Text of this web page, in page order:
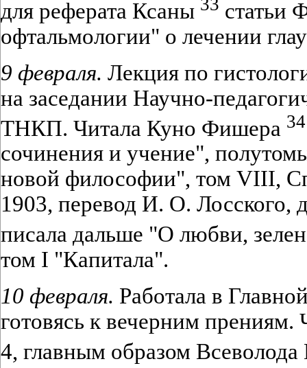
для реферата Ксаны
статьи
офтальмологии" о лечении
9 февраля. Лекция по
на заседании Научно-
ТНКП. Читала Куно Фишера 34
сочинения и учение",
новой философии", том VIII,
1903, перевод И. О. Лосского,
писала дальше "О любви,
том I "Капитала".
10 февраля. Работала в
готовясь к вечерним
4, главным образом